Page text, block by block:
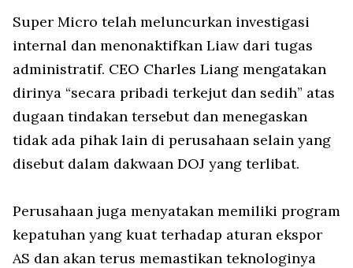
Super Micro telah meluncurkan investigasi
internal dan menonaktifkan Liaw dari tugas
administratif. CEO Charles Liang mengatakan
dirinya “secara pribadi terkejut dan sedih” atas
dugaan tindakan tersebut dan menegaskan
tidak ada pihak lain di perusahaan selain yang
disebut dalam dakwaan DOJ yang terlibat.
Perusahaan juga menyatakan memiliki program
kepatuhan yang kuat terhadap aturan ekspor
AS dan akan terus memastikan teknologinya